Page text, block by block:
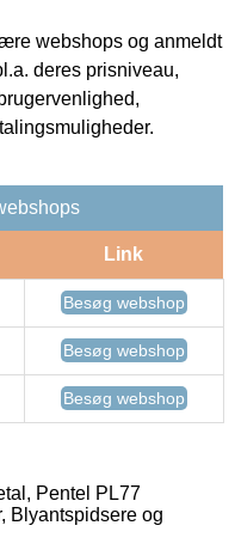
webshops og anmeldt
deres prisniveau,
Link
Besøg webshop
Besøg webshop
Besøg webshop
Pentel PL77
Blyantspidsere og